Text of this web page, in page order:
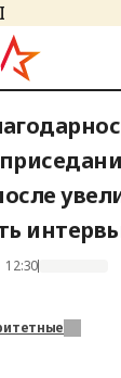
12:30